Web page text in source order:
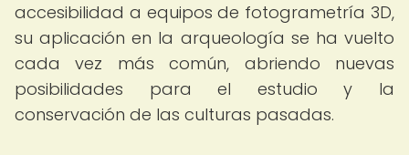
accesibilidad a equipos de fotogrametría 3D,
su aplicación en la arqueología se ha vuelto
cada vez más común, abriendo nuevas
posibilidades para el estudio y la
conservación de las culturas pasadas.